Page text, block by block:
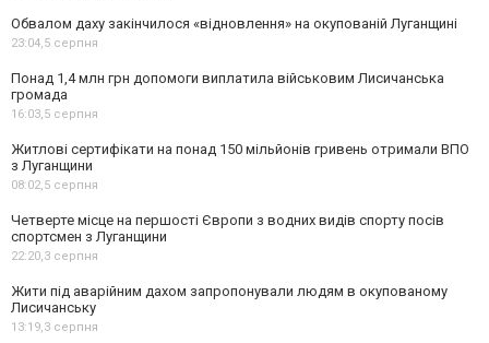
Обвалом даху закінчилося «відновлення» на окупованій Луганщині
23:04,5 серпня
Понад 1,4 млн грн допомоги виплатила військовим Лисичанська
громада
16:03,5 серпня
Житлові сертифікати на понад 150 мільйонів гривень отримали ВПО
з Луганщини
08:02,5 серпня
Четверте місце на першості Європи з водних видів спорту посів
спортсмен з Луганщини
22:20,3 серпня
Жити під аварійним дахом запропонували людям в окупованому
Лисичанську
13:19,3 серпня